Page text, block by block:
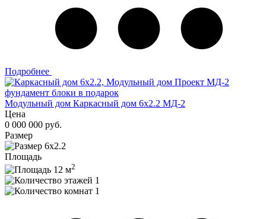
Подробнее
фундамент блоки в подарок
Модульный дом Каркасный дом 6х2.2 МД-2
Цена
0 000 000 руб.
Размер
6х2.2
Площадь
12 м2
1
1